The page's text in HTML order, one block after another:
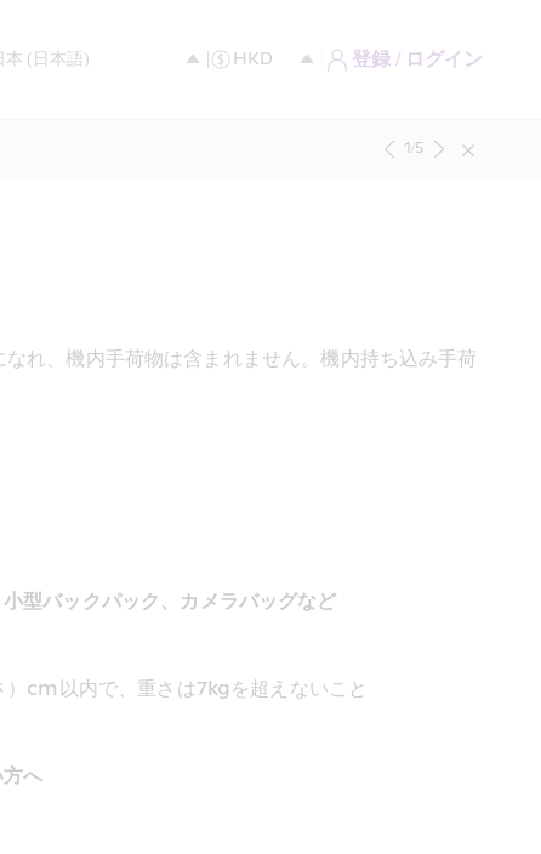
登録 / ログイン
1/5
れ、機内手荷物は含まれません。機内持ち込み手荷
型バックパック、カメラバッグなど
cm以内で、重さは7kgを超えないこと
へ